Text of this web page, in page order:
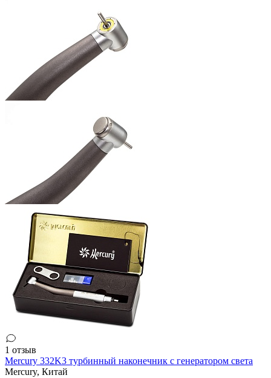
1 отзыв
Mercury 332K3 турбинный наконечник с генератором света
Mercury, Китай